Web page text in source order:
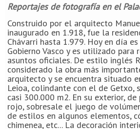
Reportajes de fotografía en el
Construido por el arquitecto
inaugurado en 1.918, fue la
Chávarri hasta 1.979. Hoy en día
Gobierno Vasco y es utilizado para
asuntos oficiales. De estilo inglés
considerado la obra más
arquitecto y se encuentra situado
Leioa, colindante con el de Getxo,
casi 300.000 m2. En su exterior,
rojo, sobresale el juego de
de estilos en algunos elementos,
chimenea, etc... La decoración